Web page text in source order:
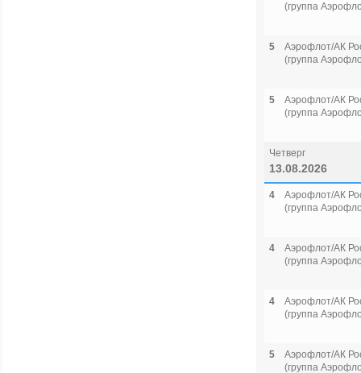
(группа
5
Аэрофлот/АК
(группа
5
Аэрофлот/АК
(группа
Четверг
13.08.2026
4
Аэрофлот/АК
(группа
4
Аэрофлот/АК
(группа
4
Аэрофлот/АК
(группа
5
Аэрофлот/АК
(группа